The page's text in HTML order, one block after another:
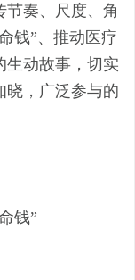
奏、尺度、角
钱”、推动医疗
生动故事，切实
晓，广泛参与的
钱”